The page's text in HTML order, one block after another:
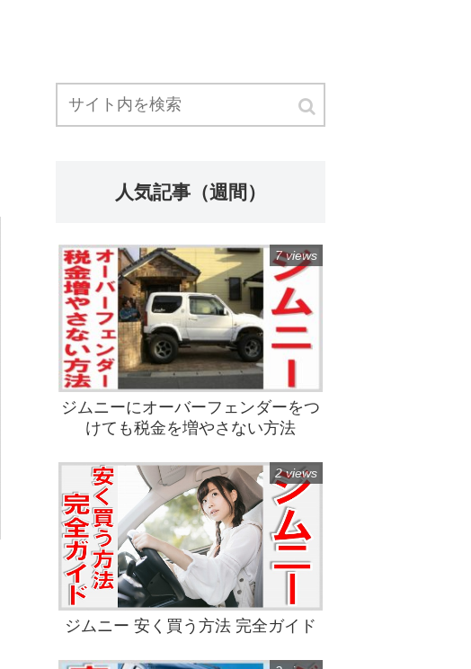
人気記事（週間）
ジムニーにオーバーフェンダーをつ
けても税金を増やさない方法
7 views
ジムニー 安く買う方法 完全ガイド
2 views